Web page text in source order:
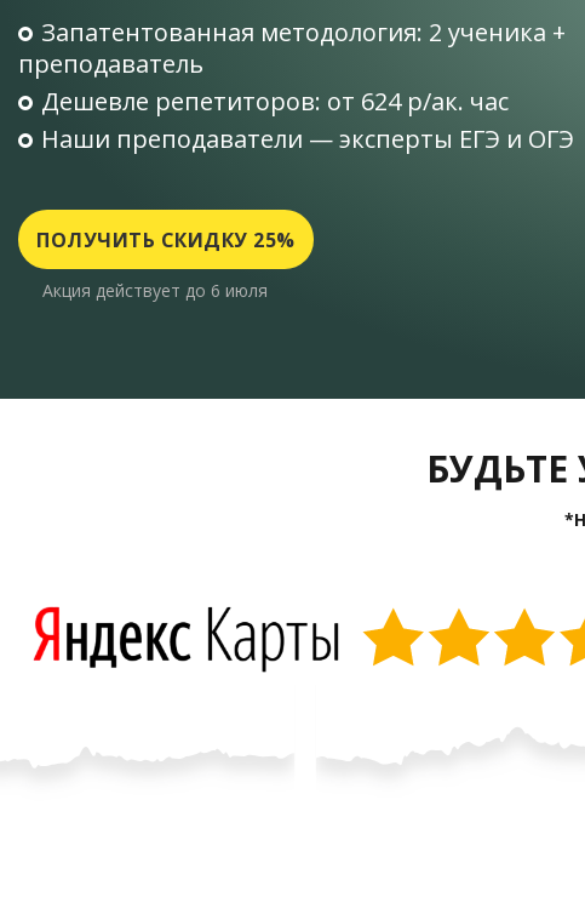
Запатентованная методология: 2 ученика +
преподаватель
Дешевле репетиторов: от 624 р/ак. час
Наши преподаватели — эксперты ЕГЭ и ОГЭ
ПОЛУЧИТЬ СКИДКУ 25%
Акция действует до 6 июля